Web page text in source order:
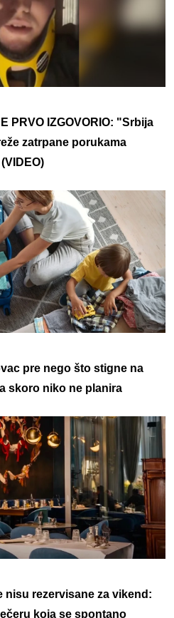
PRVO IZGOVORIO: "Srbija
zatrpane porukama
pre nego što stigne na
skoro niko ne planira
nisu rezervisane za vikend:
koja se spontano